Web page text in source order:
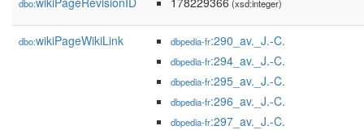
dbo: (xsd:integer)
dbo:wikiPageWikiLink dbpedia-fr:290_av._J.-C.
dbpedia-fr:294_av._J.-C.
dbpedia-fr:295_av._J.-C.
dbpedia-fr:296_av._J.-C.
dbpedia-fr:297_av._J.-C.